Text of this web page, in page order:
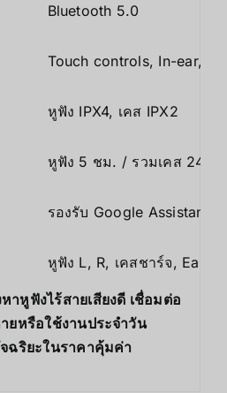
Bluetooth 5.0
Touch controls, In-ear,
หูฟัง IPX4, เคส IPX2
หูฟัง 5 ชม. / รวมเคส 24 ช
รองรับ Google Assistant
หูฟัง L, R, เคสชาร์จ, Ear
าหูฟังไร้สายเสียงดี เชื่อมต่อ
ยหรือใช้งานประจำวัน
ฉริยะในราคาคุ้มค่า